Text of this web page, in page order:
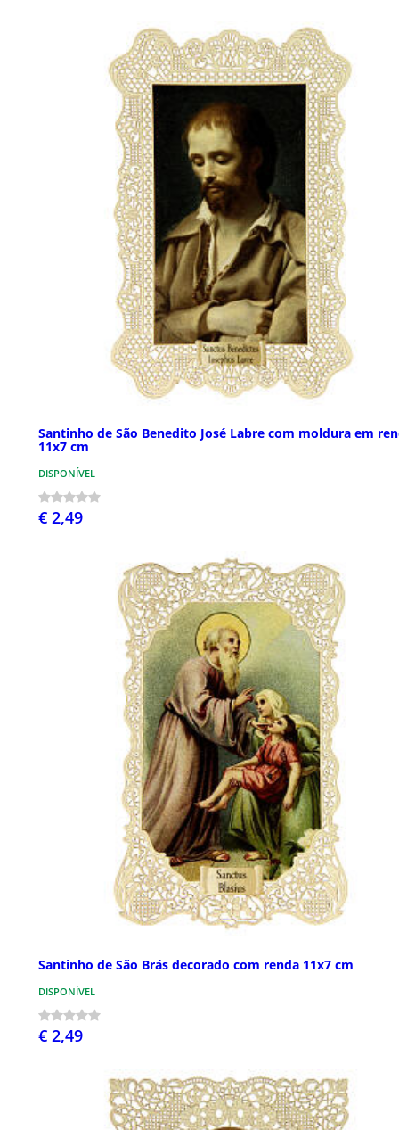
Santinho de São Benedito José Labre com moldura em
11x7 cm
DISPONÍVEL
€ 2,49
Santinho de São Brás decorado com renda 11x7 cm
DISPONÍVEL
€ 2,49